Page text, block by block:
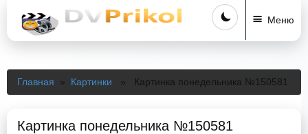
Меню
Главная » Картинки » Картинка понедельника №150581
Картинка понедельника №150581